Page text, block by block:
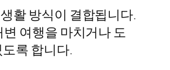
활 방식이 결합됩니다.
여행을 마치거나 도
록 합니다.